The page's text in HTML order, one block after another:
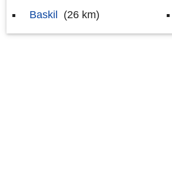
Baskil
(26 km)